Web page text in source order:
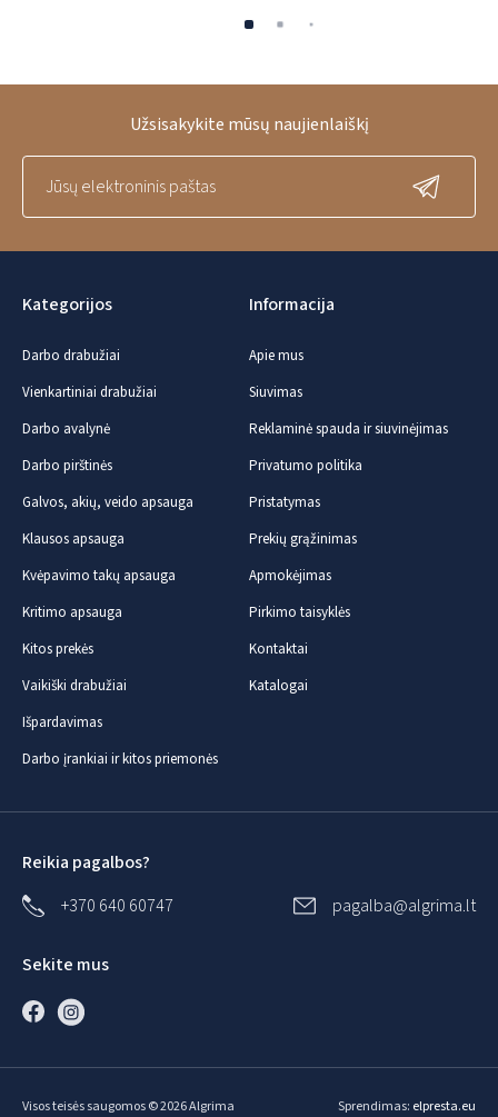
Kategorijos
Darbo drabužiai
Vienkartiniai drabužiai
Darbo avalynė
Darbo pirštinės
Galvos, akių, veido apsauga
Klausos apsauga
Kvėpavimo takų apsauga
Kritimo apsauga
Kitos prekės
Vaikiški drabužiai
Išpardavimas
Darbo įrankiai ir kitos priemonės
Informacija
Apie mus
Siuvimas
Reklaminė spauda ir siuvinėjimas
Privatumo politika
Pristatymas
Prekių grąžinimas
Apmokėjimas
Pirkimo taisyklės
Kontaktai
Katalogai
Užsisakykite mūsų naujienlaiškį
Reikia pagalbos?
+370 640 60747
pagalba@algrima.lt
Sekite mus
Visos teisės saugomos © 2026 Algrima Sprendimas: elpresta.eu